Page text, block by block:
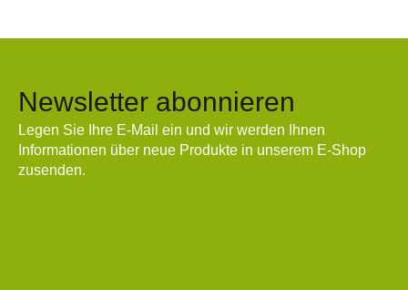
Newsletter abonnieren
Legen Sie Ihre E-Mail ein und wir werden Ihnen
Informationen über neue Produkte in unserem E-Shop
zusenden.